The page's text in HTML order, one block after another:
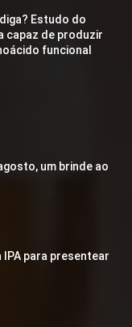
Estudo do
capaz de produzir
funcional
um brinde ao
para presentear